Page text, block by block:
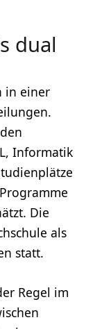
dual
in einer
Informatik
Die
als
statt.
Regel im